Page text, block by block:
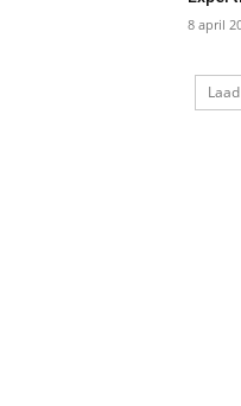
8 april